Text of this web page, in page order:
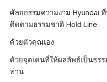
ศัลยกรรมความงาม Hyundai
ติดตามธรรมชาติ Hold Line
ด้วยตัวคุณเอง
ด้วยจุดเด่นที่ให้ผลลัพธ์เป็นธร
ท่าน